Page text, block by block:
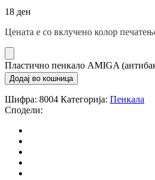
18 ден
Цената е со вклучено колор
Пластично пенкало AMIGA
Додај во кошница
Шифра: 8004 Категорија: Пенкала
Сподели: